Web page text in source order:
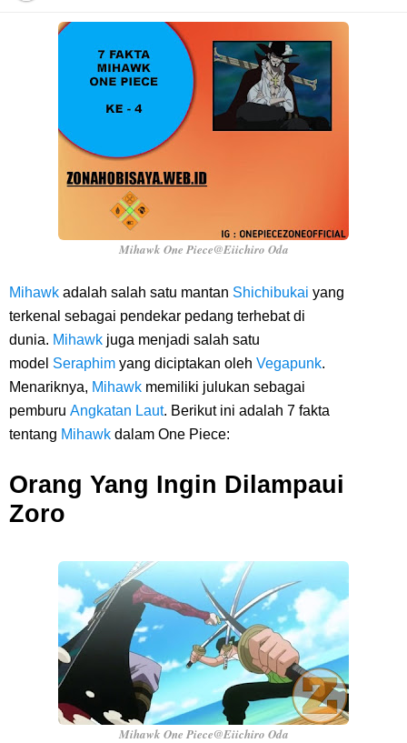
Profil Anwar Hafid, Politisi Yang Mernjadi Gubernur Provinsi Sulawesi
Tengah
Resep Pesmol Ikan Mas, Makanan Khas Sunda Dengan Rasa Yang
Arti Bendera Barbados, Negara Kepulauan Yang Terletak Di Kawasan
Karibia
Cara Daftar Danamon Mobile Banking, Mudah Banget Dan Lengkap
Caranya Disini
7 Fakta Elbaph One Piece, Menjadi Tempat Yang Sangat Ingin
Kamu Termasuk
Arti Bendera Palau, Negara Kepulauan Yang Berada Di Kawasan
Pasifik Barat
Cara Membuat Linktree Instagram, Sangat Mudah Untuk Kamu
Mihawk One Piece@Eiichiro Oda
Mihawk adalah salah satu mantan Shichibukai yang
terkenal sebagai pendekar pedang terhebat di
dunia. Mihawk juga menjadi salah satu
model Seraphim yang diciptakan oleh Vegapunk.
Menariknya, Mihawk memiliki julukan sebagai
pemburu Angkatan Laut. Berikut ini adalah 7 fakta
tentang Mihawk dalam One Piece:
Orang Yang Ingin Dilampaui
Zoro
Mihawk One Piece@Eiichiro Oda